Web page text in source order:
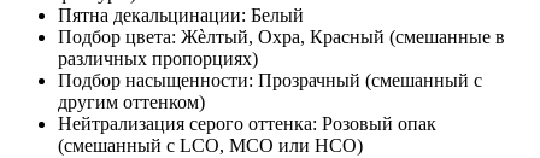
Пятна декальцинации: Белый
Подбор цвета: Жѐлтый, Охра, Красный (смешанные в
различных пропорциях)
Подбор насыщенности: Прозрачный (смешанный с
другим оттенком)
Нейтрализация серого оттенка: Розовый опак
(смешанный с LCO, MCO или HCO)